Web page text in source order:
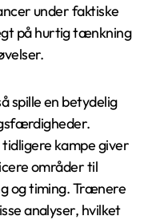
under faktiske
på hurtig tænkning
spille en betydelig
kampe giver
områder til
og timing. Trænere
analyser, hvilket